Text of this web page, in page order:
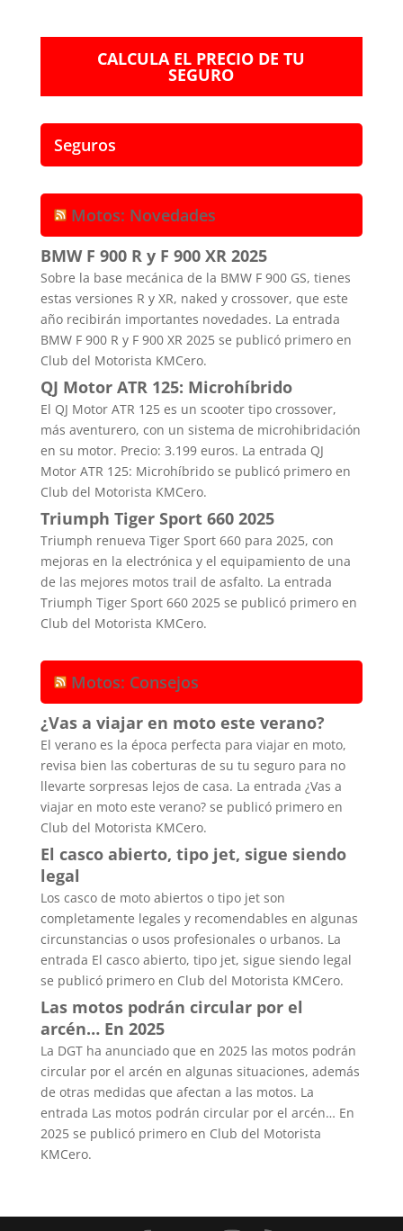
CALCULA EL PRECIO DE TU
SEGURO
Seguros
Motos: Novedades
BMW F 900 R y F 900 XR 2025
Sobre la base mecánica de la BMW F 900 GS, tienes
estas versiones R y XR, naked y crossover, que este
año recibirán importantes novedades. La entrada
BMW F 900 R y F 900 XR 2025 se publicó primero en
Club del Motorista KMCero.
QJ Motor ATR 125: Microhíbrido
El QJ Motor ATR 125 es un scooter tipo crossover,
más aventurero, con un sistema de microhibridación
en su motor. Precio: 3.199 euros. La entrada QJ
Motor ATR 125: Microhíbrido se publicó primero en
Club del Motorista KMCero.
Triumph Tiger Sport 660 2025
Triumph renueva Tiger Sport 660 para 2025, con
mejoras en la electrónica y el equipamiento de una
de las mejores motos trail de asfalto. La entrada
Triumph Tiger Sport 660 2025 se publicó primero en
Club del Motorista KMCero.
Motos: Consejos
¿Vas a viajar en moto este verano?
El verano es la época perfecta para viajar en moto,
revisa bien las coberturas de su tu seguro para no
llevarte sorpresas lejos de casa. La entrada ¿Vas a
viajar en moto este verano? se publicó primero en
Club del Motorista KMCero.
El casco abierto, tipo jet, sigue siendo
legal
Los casco de moto abiertos o tipo jet son
completamente legales y recomendables en algunas
circunstancias o usos profesionales o urbanos. La
entrada El casco abierto, tipo jet, sigue siendo legal
se publicó primero en Club del Motorista KMCero.
Las motos podrán circular por el
arcén… En 2025
La DGT ha anunciado que en 2025 las motos podrán
circular por el arcén en algunas situaciones, además
de otras medidas que afectan a las motos. La
entrada Las motos podrán circular por el arcén… En
2025 se publicó primero en Club del Motorista
KMCero.